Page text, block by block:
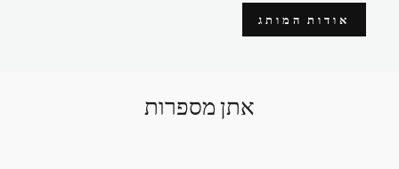
אודות המותג
אתן מספרות